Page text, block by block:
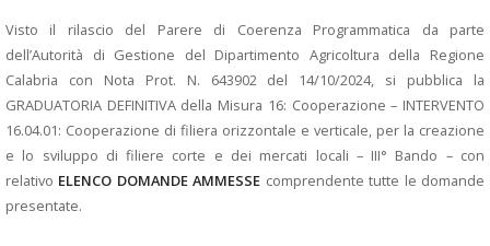
Visto il rilascio del Parere di Coerenza Programmatica da parte
dell’Autorità di Gestione del Dipartimento Agricoltura della Regione
Calabria con Nota Prot. N. 643902 del 14/10/2024, si pubblica la
GRADUATORIA DEFINITIVA della Misura 16: Cooperazione – INTERVENTO
16.04.01: Cooperazione di filiera orizzontale e verticale, per la creazione
e lo sviluppo di filiere corte e dei mercati locali – III° Bando – con
relativo ELENCO DOMANDE AMMESSE comprendente tutte le domande
presentate.